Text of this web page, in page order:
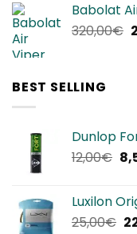
Babolat
320,00€ Il
BEST SELLING
Dunlop
12,00€ Il
Luxilon
25,00€ Il